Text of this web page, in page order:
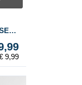
9,99